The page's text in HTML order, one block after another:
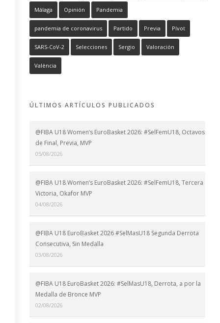
Málaga Opinión Pandemia
pandemia de coronavirus Partido Previa Pívot
SARS-CoV-2 Selecciones Sergio Valoración
València
ÚLTIMOS ARTÍCULOS PUBLICADOS
@FIBA U18 Women’s EuroBasket 2026: #SelFemU18, Octavos
de Final, Previa, MVP
05/08/2026
@FIBA U18 Women’s EuroBasket 2026: #SelFemU18, Tercera
Victoria, Okafor MVP
04/08/2026
@FIBA U18 EuroBasket 2026 #SelMasU18 Segunda Derrota
Consecutiva, Sin Medalla
03/08/2026
@FIBA U18 EuroBasket 2026: #SelMasU18, Derrota, a por la
Medalla de Bronce MVP
02/08/2026